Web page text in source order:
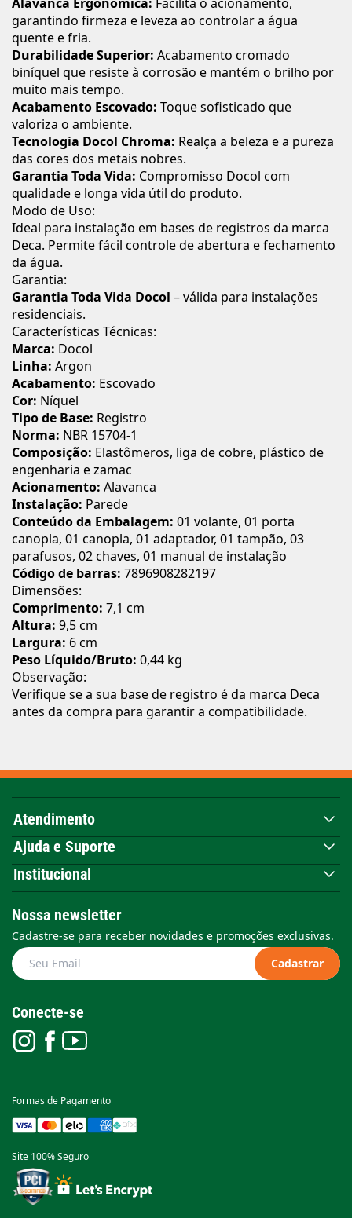
garantindo firmeza e leveza ao controlar a água
quente e fria.
Durabilidade Superior: Acabamento cromado
biníquel que resiste à corrosão e mantém o brilho por
muito mais tempo.
Acabamento Escovado: Toque sofisticado que
valoriza o ambiente.
Tecnologia Docol Chroma: Realça a beleza e a pureza
das cores dos metais nobres.
Garantia Toda Vida: Compromisso Docol com
qualidade e longa vida útil do produto.
Modo de Uso:
Ideal para instalação em bases de registros da marca
Deca. Permite fácil controle de abertura e fechamento
da água.
Garantia:
Garantia Toda Vida Docol – válida para instalações
residenciais.
Características Técnicas:
Marca: Docol
Linha: Argon
Acabamento: Escovado
Cor: Níquel
Tipo de Base: Registro
Norma: NBR 15704-1
Composição: Elastômeros, liga de cobre, plástico de
engenharia e zamac
Acionamento: Alavanca
Instalação: Parede
Conteúdo da Embalagem: 01 volante, 01 porta
canopla, 01 canopla, 01 adaptador, 01 tampão, 03
parafusos, 02 chaves, 01 manual de instalação
Código de barras: 7896908282197
Dimensões:
Comprimento: 7,1 cm
Altura: 9,5 cm
Largura: 6 cm
Peso Líquido/Bruto: 0,44 kg
Observação:
Verifique se a sua base de registro é da marca Deca
antes da compra para garantir a compatibilidade.
Atendimento
Ajuda e Suporte
Institucional
Nossa newsletter
Cadastre-se para receber novidades e promoções exclusivas.
Cadastrar
Conecte-se
Formas de Pagamento
Site 100% Seguro